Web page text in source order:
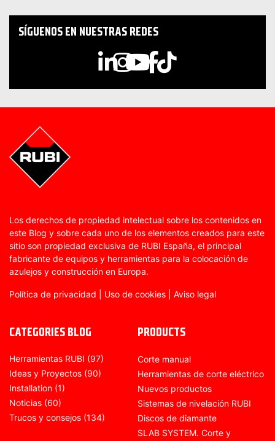
SÍGUENOS EN NUESTRAS REDES
Los derechos de propiedad intelectual sobre los contenidos en
este Blog y sobre cada uno de los elementos creados para este
sitio son propiedad exclusiva de RUBI España, el principal
fabricante de equipos y herramientas para la colocación de
azulejos y construcción en Europa.
Política de privacidad Uso de cookies Aviso legal
CATEGORIES BLOG
Herramientas RUBI (97)
Ideas y Proyectos (90)
Installation (1)
Noticias (60)
Trucos y consejos (134)
PRODUCTS
Corte manual
Herramientas de corte eléctrico
Nuevos productos
Sistemas de nivelación RUBI
Discos de diamante
SLAB SYSTEM. Corte y